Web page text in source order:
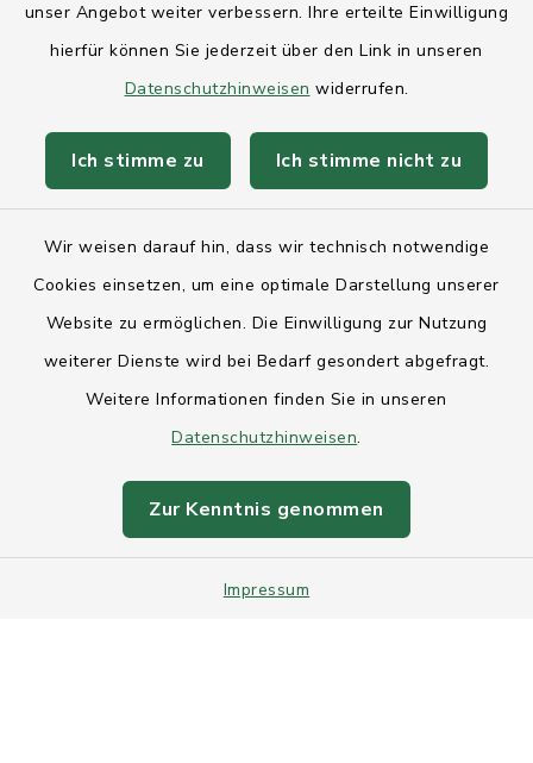
unser Angebot weiter verbessern. Ihre erteilte Einwilligung
hierfür können Sie jederzeit über den Link in unseren
Datenschutzhinweisen widerrufen.
Ich stimme zu Ich stimme nicht zu
Wir weisen darauf hin, dass wir technisch notwendige
Cookies einsetzen, um eine optimale Darstellung unserer
Website zu ermöglichen. Die Einwilligung zur Nutzung
weiterer Dienste wird bei Bedarf gesondert abgefragt.
Weitere Informationen finden Sie in unseren
Datenschutzhinweisen.
Zur Kenntnis genommen
Impressum
AktivRegion Mittelholstein
Anfahrt
Datenschutz
Sitemap
Intranet